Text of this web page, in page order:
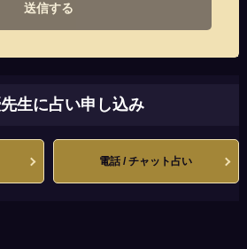
送信する
生に占い申し込み
電話 / チャット占い